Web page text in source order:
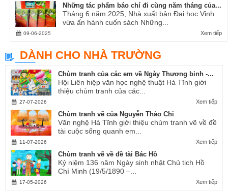
Những tác phẩm báo chí đi cùng năm tháng của...
Tháng 6 năm 2025, Nhà xuất bản Đại học Vinh
vừa ấn hành cuốn sách Những...
Xem tiếp
09-06-2025
DÀNH CHO NHÀ TRƯỜNG
Chùm tranh của các em về Ngày Thương binh -...
Hội Liên hiệp văn học nghệ thuật Hà Tĩnh giới
thiệu chùm tranh của các...
Xem tiếp
27-07-2026
Chùm tranh vẽ của Nguyễn Thảo Chi
Văn nghệ Hà Tĩnh giới thiệu chùm tranh vẽ về đề
tài cuộc sống quanh em...
Xem tiếp
11-07-2026
Chùm tranh vẽ về đề tài Bác Hồ
Kỷ niệm 136 năm Ngày sinh nhật Chủ tịch Hồ
Chí Minh (19/5/1890 –...
Xem tiếp
17-05-2026